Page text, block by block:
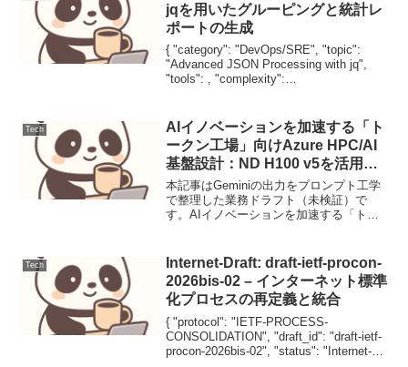
jqを用いたグルーピングと統計レ
ポートの生成
{ "category": "DevOps/SRE", "topic":
"Advanced JSON Processing with jq",
"tools": , "complexity":
Tech
AIイノベーションを加速する「ト
ークン工場」向けAzure HPC/AI
基盤設計：ND H100 v5を活用し
た超大規模トレーニング環境
本記事はGeminiの出力をプロンプト工学
で整理した業務ドラフト（未検証）で
す。AIイノベーションを加速する「トー
ング環境【導入】大規模言語モデル...
Tech
Internet-Draft: draft-ietf-procon-
2026bis-02 – インターネット標準
化プロセスの再定義と統合
{ "protocol": "IETF-PROCESS-
CONSOLIDATION", "draft_id": "draft-ietf-
procon-2026bis-02", "status": "Internet-